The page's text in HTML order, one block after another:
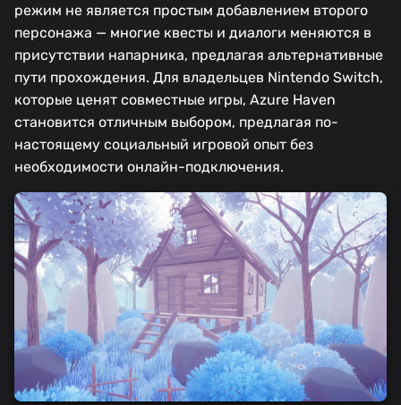
режим не является простым добавлением второго
персонажа — многие квесты и диалоги меняются в
присутствии напарника, предлагая альтернативные
пути прохождения. Для владельцев Nintendo Switch,
которые ценят совместные игры, Azure Haven
становится отличным выбором, предлагая по-
настоящему социальный игровой опыт без
необходимости онлайн-подключения.